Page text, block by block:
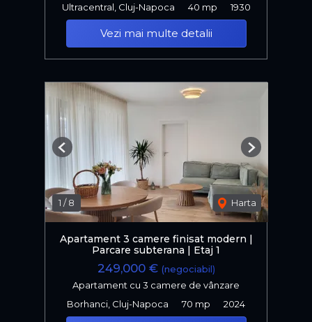
Ultracentral, Cluj-Napoca
40 mp 1930
Vezi mai multe detalii
1 /8 Harta
Previous Next
Apartament 3 camere finisat modern |
Parcare subterana | Etaj 1
249,000 € (negociabil)
Apartament cu 3 camere de vânzare
Borhanci, Cluj-Napoca
70 mp 2024